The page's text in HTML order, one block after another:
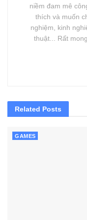
niềm đam mê
thích và muốn
nghiệm, kinh
thuật... Rất
Related Posts
GAMES